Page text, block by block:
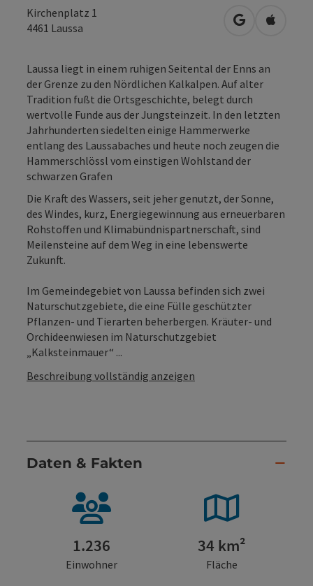
Kirchenplatz 1
4461 Laussa in Google
in
Laussa liegt in einem ruhigen Seitental der Enns an
der Grenze zu den Nördlichen Kalkalpen. Auf alter
Tradition fußt die Ortsgeschichte, belegt durch
wertvolle Funde aus der Jungsteinzeit. In den letzten
Jahrhunderten siedelten einige Hammerwerke
entlang des Laussabaches und heute noch zeugen die
Hammerschlössl vom einstigen Wohlstand der
schwarzen Grafen
Die Kraft des Wassers, seit jeher genutzt, der Sonne,
des Windes, kurz, Energiegewinnung aus erneuerbaren
Rohstoffen und Klimabündnispartnerschaft, sind
Meilensteine auf dem Weg in eine lebenswerte
Zukunft.
Im Gemeindegebiet von Laussa befinden sich zwei
Naturschutzgebiete, die eine Fülle geschützter
Pflanzen- und Tierarten beherbergen. Kräuter- und
Orchideenwiesen im Naturschutzgebiet
„Kalksteinmauer“ ...
Beschreibung vollständig anzeigen
Daten & Fakten
1.236
Einwohner
34 km²
Fläche